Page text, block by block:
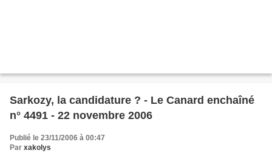
Sarkozy, la candidature ? - Le Canard enchaîné
n° 4491 - 22 novembre 2006
Publié le 23/11/2006 à 00:47
Par xakolys